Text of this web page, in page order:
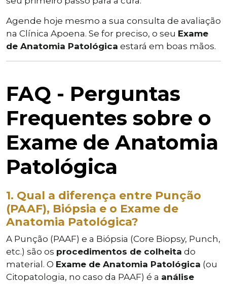
Agende hoje mesmo a sua consulta de avaliação
na Clínica Apoena. Se for preciso, o seu Exame
de Anatomia Patológica estará em boas mãos.
FAQ - Perguntas
Frequentes sobre o
Exame de Anatomia
Patológica
1. Qual a diferença entre Punção
(PAAF), Biópsia e o Exame de
Anatomia Patológica?
A Punção (PAAF) e a Biópsia (Core Biopsy, Punch,
etc.) são os procedimentos de colheita do
material. O Exame de Anatomia Patológica (ou
Citopatologia, no caso da PAAF) é a análise